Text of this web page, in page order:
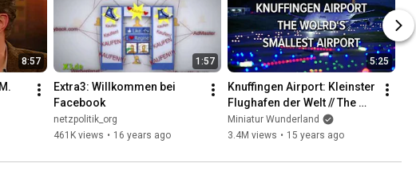
8:57 1:57
Extra3: Willkommen bei
Facebook
netzpolitik_org
461K views • 16 years ago
5:25
Knuffingen Airport: Kleinster
Flughafen der Welt // The
world's smallest airport
Miniatur Wunderland
3.4M views • 15 years ago